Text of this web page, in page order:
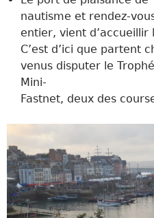
nautisme et rendez-
entier, vient d’accueillir
C’est d’ici que partent
venus disputer le
Mini-
Fastnet, deux des